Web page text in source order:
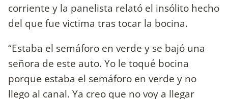
corriente y la panelista relató el insólito hecho
del que fue victima tras tocar la bocina.
“Estaba el semáforo en verde y se bajó una
señora de este auto. Yo le toqué bocina
porque estaba el semáforo en verde y no
llego al canal. Ya creo que no voy a llegar